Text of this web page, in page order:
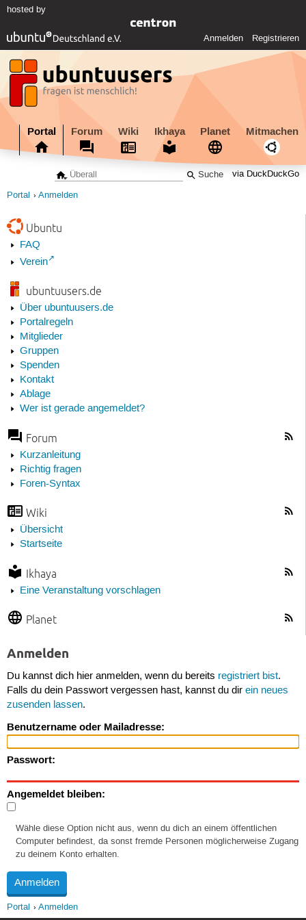
hosted by
Anmelden Registrieren
Portal Forum Wiki Ikhaya Planet Mitmachen
via DuckDuckGo
Portal Anmelden
Ubuntu
FAQ
Verein
ubuntuusers.de
Über ubuntuusers.de
Portalregeln
Mitglieder
Gruppen
Spenden
Kontakt
Ablage
Wer ist gerade angemeldet?
Forum
Kurzanleitung
Richtig fragen
Foren-Syntax
Wiki
Übersicht
Startseite
Ikhaya
Eine Veranstaltung vorschlagen
Planet
Anmelden
Du kannst dich hier anmelden, wenn du bereits registriert bist.
Falls du dein Passwort vergessen hast, kannst du dir ein neues
zusenden lassen.
Benutzername oder Mailadresse:
Passwort:
Angemeldet bleiben:
Wähle diese Option nicht aus, wenn du dich an einem öffentlichen
Computer befindest, da sonst fremde Personen möglicherweise Zugang
zu deinem Konto erhalten.
Portal Anmelden